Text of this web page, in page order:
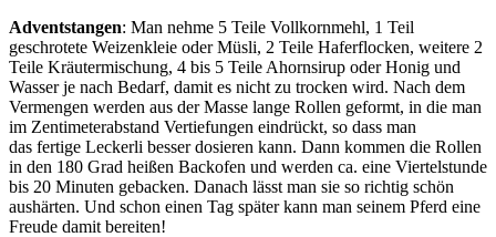
Adventstangen: Man nehme 5 Teile Vollkornmehl, 1 Teil
geschrotete Weizenkleie oder Müsli, 2 Teile Haferflocken, weitere 2
Teile Kräutermischung, 4 bis 5 Teile Ahornsirup oder Honig und
Wasser je nach Bedarf, damit es nicht zu trocken wird. Nach dem
Vermengen werden aus der Masse lange Rollen geformt, in die man
im Zentimeterabstand Vertiefungen eindrückt, so dass man
das fertige Leckerli besser dosieren kann. Dann kommen die Rollen
in den 180 Grad heißen Backofen und werden ca. eine Viertelstunde
bis 20 Minuten gebacken. Danach lässt man sie so richtig schön
aushärten. Und schon einen Tag später kann man seinem Pferd eine
Freude damit bereiten!